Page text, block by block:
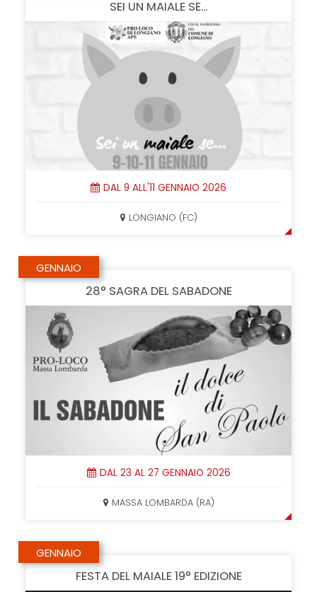
SEI UN MAIALE SE...
DAL 9 ALL'11 GENNAIO 2026
LONGIANO (FC)
GENNAIO
28° SAGRA DEL SABADONE
DAL 23 AL 27 GENNAIO 2026
MASSA LOMBARDA (RA)
GENNAIO
FESTA DEL MAIALE 19° EDIZIONE